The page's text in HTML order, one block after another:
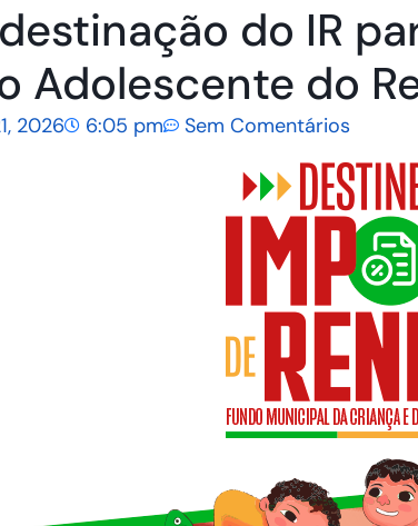
do IR
Adolescente do
2026 6:05 pm Sem Comentários